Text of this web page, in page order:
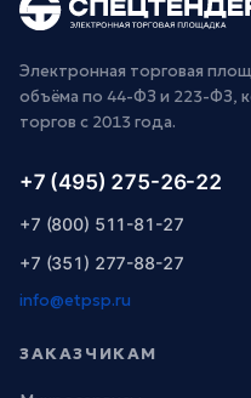
Электронная торговая
объёма по 44-ФЗ и 223-ФЗ,
торгов с 2013 года.
+7 (495) 275-26-22
+7 (800) 511-81-27
+7 (351) 277-88-27
info@etpsp.ru
ЗАКАЗЧИКАМ